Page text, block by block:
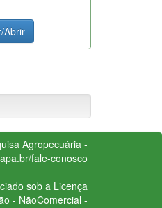
Abrir
Agropecuária -
fale-conosco
sob a Licença
- NãoComercial -